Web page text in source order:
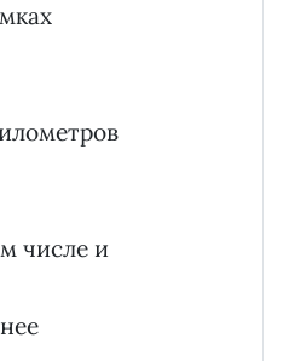
числе и